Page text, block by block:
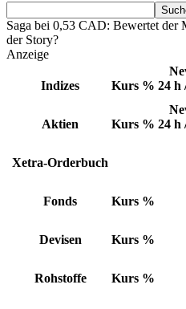
Saga bei 0,53 CAD: Bewertet der
der Story?
Anzeige
Indizes Kurs % 24 h
Aktien Kurs % 24 h
Xetra-Orderbuch
Fonds Kurs %
Devisen Kurs %
Rohstoffe Kurs %